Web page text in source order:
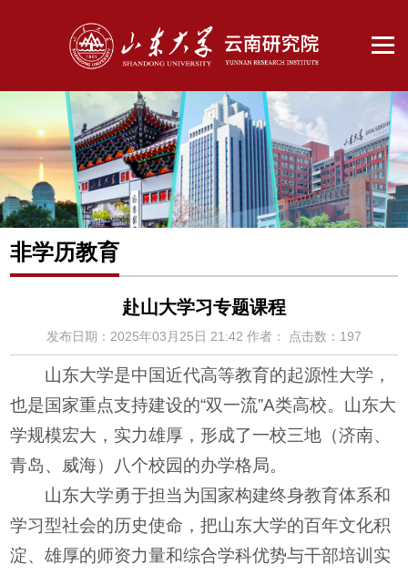
非学历教育
赴山大学习专题课程
发布日期：2025年03月25日 21:42 作者： 点击数： 197
山东大学是中国近代高等教育的起源性大学，
也是国家重点支持建设的“双一流”A类高校。山东大
学规模宏大，实力雄厚，形成了一校三地（济南、
青岛、威海）八个校园的办学格局。
山东大学勇于担当为国家构建终身教育体系和
学习型社会的历史使命，把山东大学的百年文化积
淀、雄厚的师资力量和综合学科优势与干部培训实